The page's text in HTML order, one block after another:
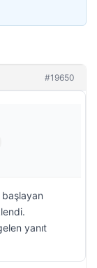
#19650
başlayan
yanıt